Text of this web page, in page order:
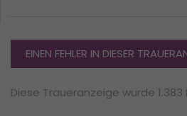
EINEN FEHLER IN DIESER
Diese Traueranzeige wurde